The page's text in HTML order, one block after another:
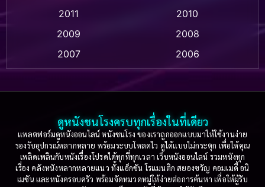
Based on a True Story เรื่องจริง(75)
Based on Novel(16)
Betrayal(1)
Biography(3)
2011
2010
2009
2008
2007
2006
2004
2003
2002
2001
2000
1999
1998
1997
1996
1995
1994
ดูหนังชนโรงครบทุกเรื่องในที่เดียว
แพลตฟอร์มดูหนังออนไลน์ หนังชนโรง ของเราถูกออกแบบมาให้ใช้งานง่าย
รองรับอุปกรณ์หลากหลาย พร้อมระบบโหลดไว ดูได้แบบไม่กระตุก เพื่อให้คุณ
เพลิดเพลินกับหนังเรื่องโปรดได้ทุกที่ทุกเวลา เว็บหนังออนไลน์ รวมหนังทุก
เรื่อง คลังหนังหลากหลายแนว ทั้งแอ็กชัน โรแมนติก สยองขวัญ คอมเมดี้ อนิ
เมชัน และหนังครอบครัว พร้อมจัดหมวดหมู่ให้ง่ายต่อการค้นหา เพื่อให้ผู้รับ